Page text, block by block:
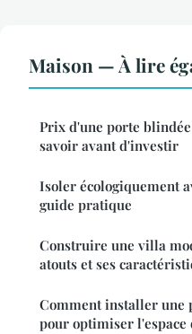
Maison — À lire
Prix d'une porte
savoir avant d'investir
Isoler écologiquement
guide pratique
Construire une villa
atouts et ses
Comment installer une
pour optimiser l'espace